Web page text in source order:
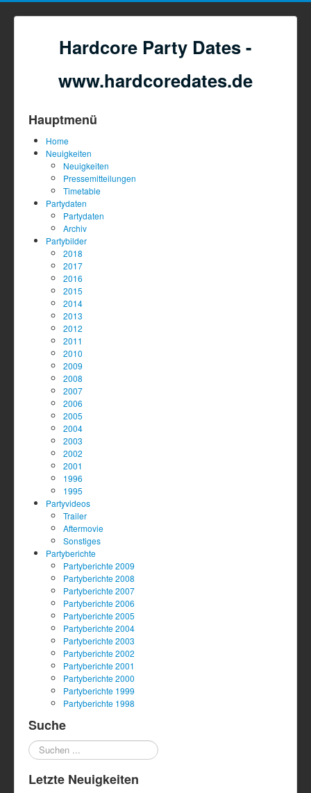
Hardcore Party Dates -
www.hardcoredates.de
Hauptmenü
Home
Neuigkeiten
Neuigkeiten
Pressemitteilungen
Timetable
Partydaten
Partydaten
Archiv
Partybilder
2018
2017
2016
2015
2014
2013
2012
2011
2010
2009
2008
2007
2006
2005
2004
2003
2002
2001
1996
1995
Partyvideos
Trailer
Aftermovie
Sonstiges
Partyberichte
Partyberichte 2009
Partyberichte 2008
Partyberichte 2007
Partyberichte 2006
Partyberichte 2005
Partyberichte 2004
Partyberichte 2003
Partyberichte 2002
Partyberichte 2001
Partyberichte 2000
Partyberichte 1999
Partyberichte 1998
Suche
Suchen
...
Letzte Neuigkeiten